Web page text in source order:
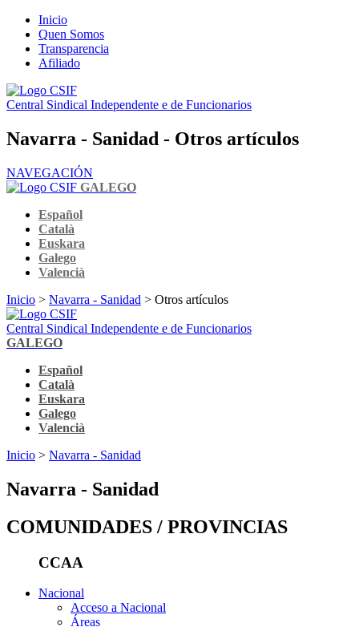
Inicio
Quen Somos
Transparencia
Afiliado
Central Sindical Independente e de Funcionarios
Navarra - Sanidad - Otros artículos
NAVEGACIÓN
GALEGO
Español
Català
Euskara
Galego
Valencià
Inicio > Navarra - Sanidad > Otros artículos
Central Sindical Independente e de Funcionarios
GALEGO
Español
Català
Euskara
Galego
Valencià
Inicio > Navarra - Sanidad
Navarra - Sanidad
COMUNIDADES / PROVINCIAS
CCAA
Nacional
Acceso a Nacional
Áreas